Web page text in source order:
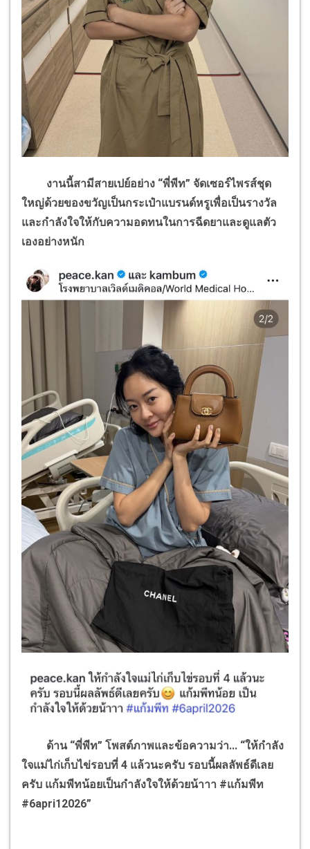
งานนี้สามีสายเปย์อย่าง “พี่พีท” จัดเซอร์ไพรส์ชุด
ใหญ่ด้วยของขวัญเป็นกระเป๋าแบรนด์หรูเพื่อเป็นรางวัล
และกำลังใจให้กับความอดทนในการฉีดยาและดูแลตัว
เองอย่างหนัก
ด้าน “พี่พีท” โพสต์ภาพและข้อความว่า... “ให้กำลัง
ใจแม่ไก่เก็บไข่รอบที่ 4 แล้วนะครับ รอบนี้ผลลัพธ์ดีเลย
ครับ แก้มพีทน้อยเป็นกำลังใจให้ด้วยน้าาา #แก้มพีท
#6apri12026”